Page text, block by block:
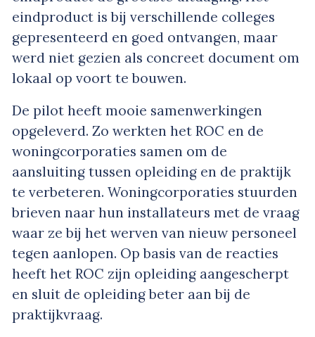
eindproduct is bij verschillende colleges
gepresenteerd en goed ontvangen, maar
werd niet gezien als concreet document om
lokaal op voort te bouwen.
De pilot heeft mooie samenwerkingen
opgeleverd. Zo werkten het ROC en de
woningcorporaties samen om de
aansluiting tussen opleiding en de praktijk
te verbeteren. Woningcorporaties stuurden
brieven naar hun installateurs met de vraag
waar ze bij het werven van nieuw personeel
tegen aanlopen. Op basis van de reacties
heeft het ROC zijn opleiding aangescherpt
en sluit de opleiding beter aan bij de
praktijkvraag.